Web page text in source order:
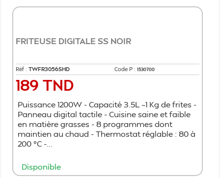
FRITEUSE DIGITALE SS NOIR
Réf : TWFR3056SHD Code P : 1530700
Prix
189 TND
Puissance 1200W - Capacité 3.5L ~1 Kg de frites -
Panneau digital tactile - Cuisine saine et faible
en matière grasses - 8 programmes dont
maintien au chaud - Thermostat réglable : 80 à
200 °C -...
Disponible